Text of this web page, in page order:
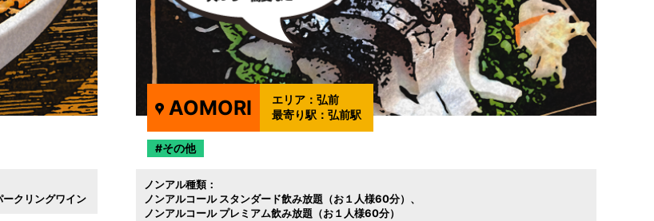
ークリングワイン
AOMORI エリア：弘前
最寄り駅：弘前駅
その他
ノンアル種類：
ノンアルコール スタンダード飲み放題（お１人様60分）
ノンアルコール プレミアム飲み放題（お１人様60分）